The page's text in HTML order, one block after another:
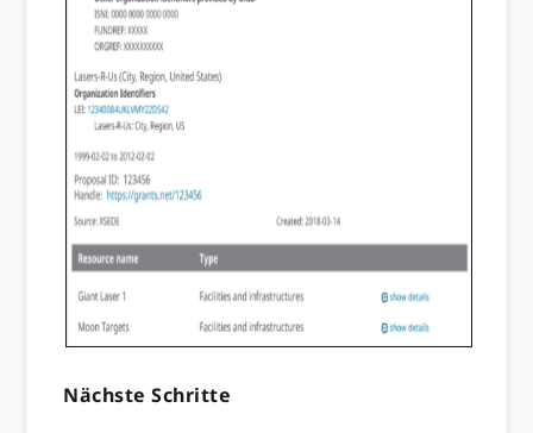
Nächste Schritte